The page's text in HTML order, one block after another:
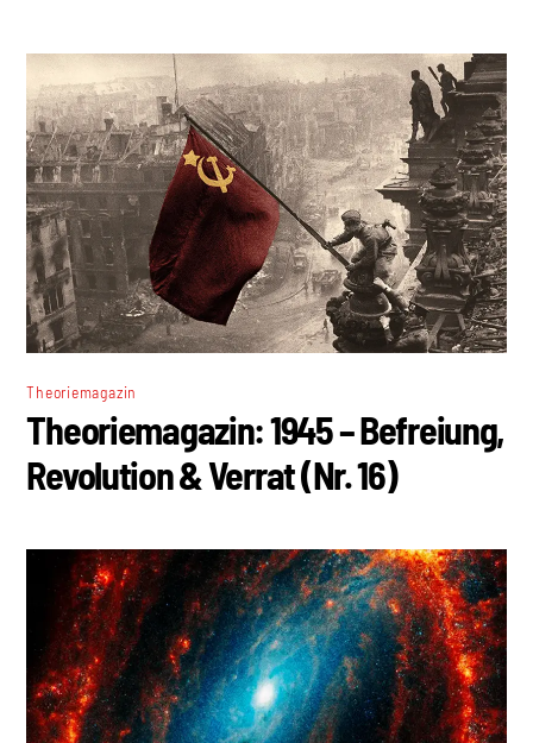
Theoriemagazin
Theoriemagazin: 1945 – Befreiung,
Revolution & Verrat (Nr. 16)